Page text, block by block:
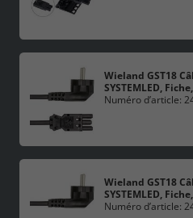
Wieland GST18
SYSTEMLED,
Numéro d’article:
Wieland GST18
SYSTEMLED,
Numéro d’article: